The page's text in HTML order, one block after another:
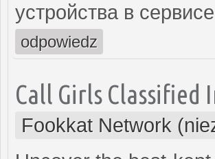
устройства в
odpowiedz
Call Girls Classified
Fookkat Network